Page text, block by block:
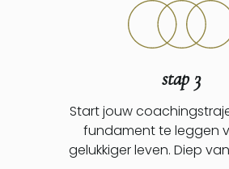
stap 3
Start jouw
fundament te leggen
gelukkiger leven. Diep